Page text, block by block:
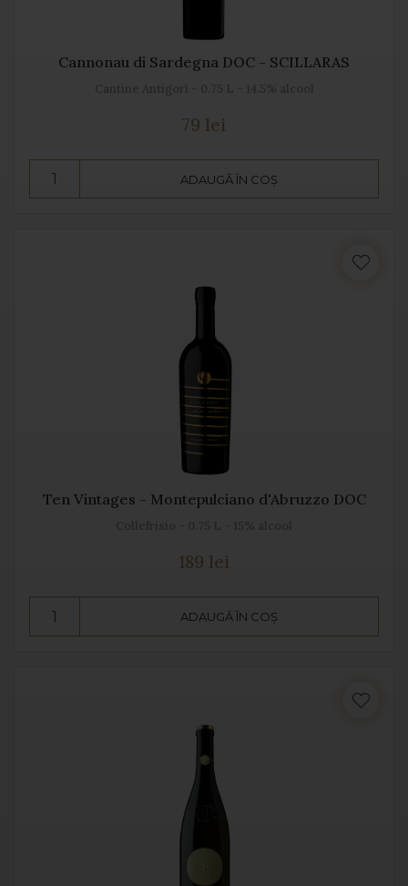
Cannonau di Sardegna DOC - SCILLARAS
79 lei
ADAUGĂ ÎN COȘ
Ten Vintages - Montepulciano d'Abruzzo DOC
189 lei
ADAUGĂ ÎN COȘ